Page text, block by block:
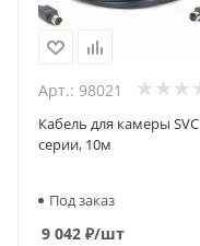
Арт.: 98021
Кабель для камеры SVC
серии, 10м
Под заказ
9 042 ₽/шт